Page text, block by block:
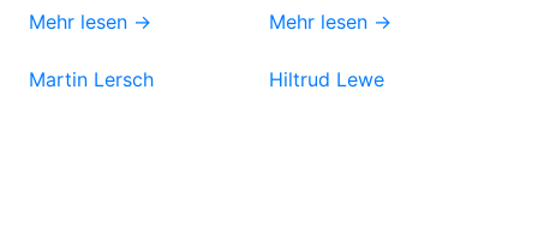
Mehr lesen → Mehr lesen →
Martin Lersch Hiltrud Lewe